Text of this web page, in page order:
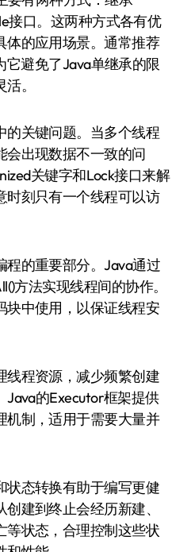
接口。这两种方式各有优
体的应用场景。通常推荐
它避免了Java单继承的限
。
的关键问题。当多个线程
会出现数据不一致的问
关键字和Lock接口来解
时刻只有一个线程可以访
程的重要部分。Java通过
方法实现线程间的协作。
块中使用，以保证线程安
线程资源，减少频繁创建
Java的Executor框架提供
机制，适用于需要大量并
状态转换有助于编写更健
建到终止会经历新建、
等状态，合理控制这些状